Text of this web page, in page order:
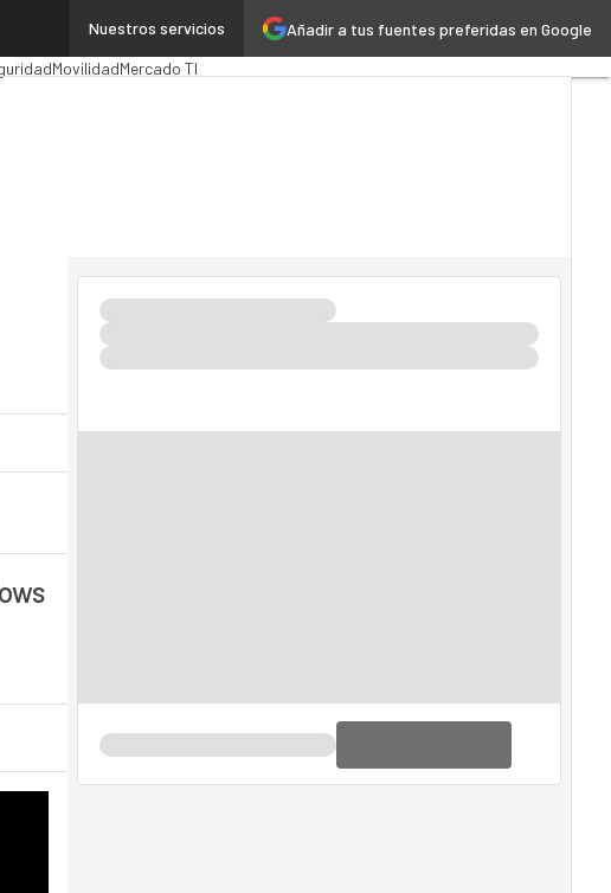
Añadir a tus fuentes preferidas en Google
Nuestros servicios
PúblicaMarTechCloud
MovilidadMercado TI